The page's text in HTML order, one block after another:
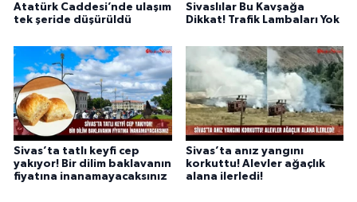
Atatürk Caddesi’nde ulaşım
tek şeride düşürüldü
Sivaslılar Bu Kavşağa
Dikkat! Trafik Lambaları Yok
Sivas’ta tatlı keyfi cep
yakıyor! Bir dilim baklavanın
fiyatına inanamayacaksınız
Sivas’ta anız yangını
korkuttu! Alevler ağaçlık
alana ilerledi!